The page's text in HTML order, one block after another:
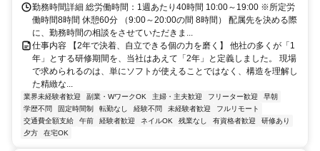
勤務時間詳細 総労働時間：1週あたり40時間 10:00～19:00 ※所定労
働時間8時間 休憩60分 （9:00～20:00の間 8時間） 配属先を決める際
に、勤務時間の相談をさせていただきま...
仕事内容 【2年で決着、自立できる個の力を磨く】 他社の多くが「1
年」とする研修期間を、当社はあえて「2年」と定義しました。 現場
で求められるのは、単にソフトが使えることではなく、構造を理解し
た精緻な...
業界未経験者歓迎 副業・WワークOK 主婦・主夫歓迎 フリーター歓迎
早朝
学歴不問
固定時間制 転勤なし 経験不問 未経験者歓迎
フルリモート
交通費全額支給
午前 経験者歓迎 ネイルOK 残業なし 有資格者歓迎
研修あり
夕方
在宅OK